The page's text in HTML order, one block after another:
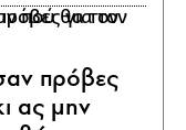
πρόβες
ας μην